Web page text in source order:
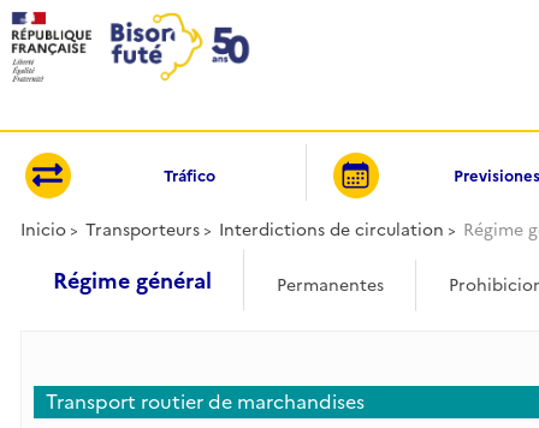
Tráfico Previsiones
Inicio Transporteurs Interdictions de circulation Régime
Régime général Permanentes
Transport routier de marchandises
Panel de gestión de cookies